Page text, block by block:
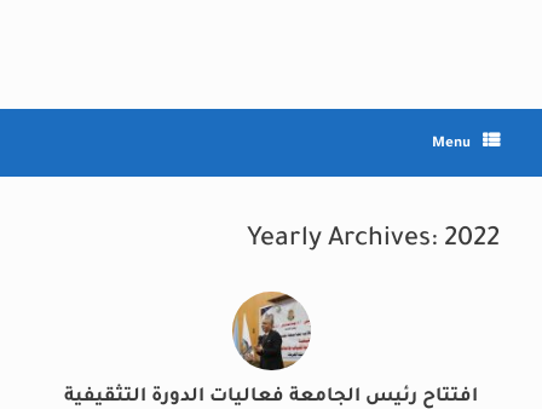
Menu
Yearly Archives: 2022
افتتاح رئيس الجامعة فعاليات الدورة التثقيفية